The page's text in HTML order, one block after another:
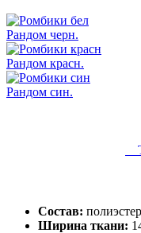
Рандом черн.
Рандом красн.
Рандом син.
Состав:
Ширина ткани: